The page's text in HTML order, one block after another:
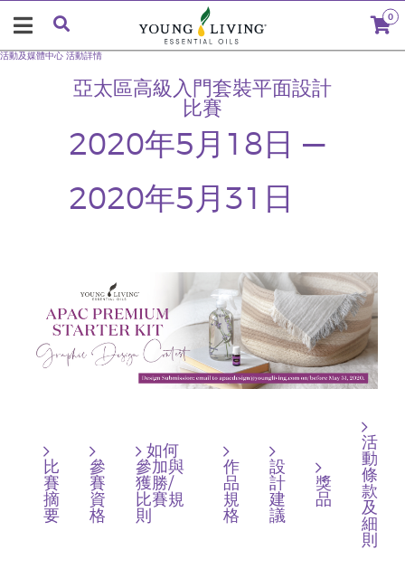
0
亞太區高級入門套裝平面設計
比賽
2020年5月18日 —
2020年5月31日
活動及媒體中心 活動詳情
比
賽
摘
要
參
賽
資
格
如何
參加與
獲勝/
比賽規
則
作
品
規
格
設
計
建
議
獎
品
活
動
條
款
及
細
則